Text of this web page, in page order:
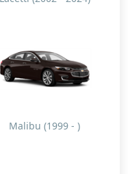
Malibu (1999 - )